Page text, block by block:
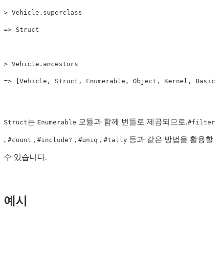
> Vehicle . superclass
=> Struct
> Vehicle . ancestors
=> Vehicle , Struct , Enumerable , Object , Kernel ,
Struct는 Enumerable 모듈과 함께 번들로 제공되므로,#filter
, #count , #include? , #uniq , #tally 등과 같은 방법을 활용할
수 있습니다.
예시